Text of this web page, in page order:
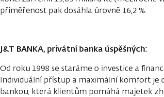
přiměřenost pak dosáhla úrovně 16,2 %.
J&T BANKA, privátní banka úspěšných:
Od roku 1998 se staráme o investice a
Individuální přístup a maximální komfort je
bankou, která klientům pomáhá majetek